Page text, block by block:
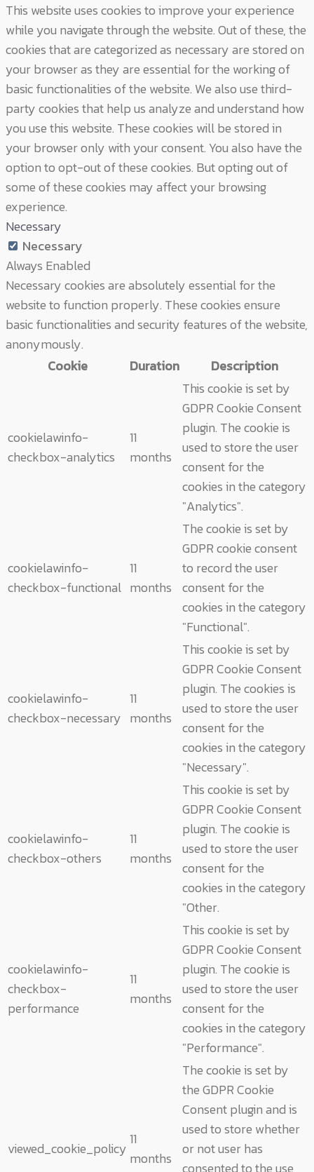
This website uses cookies to improve your experience
while you navigate through the website. Out of these, the
cookies that are categorized as necessary are stored on
your browser as they are essential for the working of
basic functionalities of the website. We also use third-
party cookies that help us analyze and understand how
you use this website. These cookies will be stored in
your browser only with your consent. You also have the
option to opt-out of these cookies. But opting out of
some of these cookies may affect your browsing
experience.
Necessary
Necessary
Always Enabled
Necessary cookies are absolutely essential for the
website to function properly. These cookies ensure
basic functionalities and security features of the website,
anonymously.
Cookie
Duration Description
cookielawinfo-
checkbox-analytics
11
months
This cookie is set by
GDPR Cookie Consent
plugin. The cookie is
used to store the user
consent for the
cookies in the category
"Analytics".
cookielawinfo-
checkbox-functional
11
months
The cookie is set by
GDPR cookie consent
to record the user
consent for the
cookies in the category
"Functional".
cookielawinfo-
checkbox-necessary
11
months
This cookie is set by
GDPR Cookie Consent
plugin. The cookies is
used to store the user
consent for the
cookies in the category
"Necessary".
cookielawinfo-
checkbox-others
11
months
This cookie is set by
GDPR Cookie Consent
plugin. The cookie is
used to store the user
consent for the
cookies in the category
"Other.
cookielawinfo-
checkbox-
performance
11
months
This cookie is set by
GDPR Cookie Consent
plugin. The cookie is
used to store the user
consent for the
cookies in the category
"Performance".
viewed_cookie_policy
11
months
The cookie is set by
the GDPR Cookie
Consent plugin and is
used to store whether
or not user has